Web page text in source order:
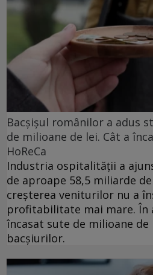
Bacșișul românilor a adus
de milioane de lei. Cât a
HoReCa
Industria ospitalității a
de aproape 58,5 miliarde
creșterea veniturilor nu a
profitabilitate mai mare. În
încasat sute de milioane de
bacșiurilor.